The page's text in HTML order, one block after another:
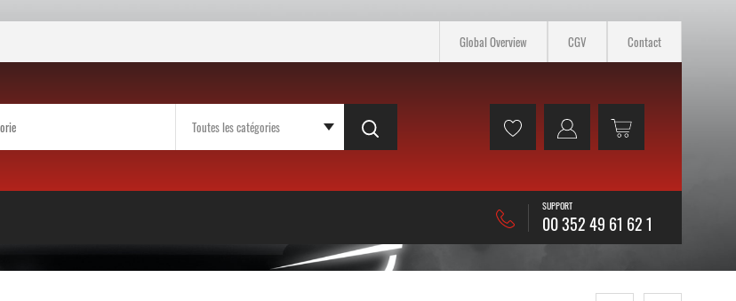
Global Overview CGV Contact
SUPPORT
00 352 49 61 62 1